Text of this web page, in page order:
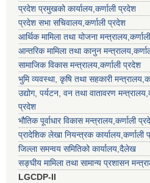
प्रदेश प्रमुखको कार्यालय,कर्णाली प्रदेश
प्रदेश सभा सचिवालय,कर्णाली प्रदेश
आर्थिक मामिला तथा योजना
आन्तरिक मामिला तथा कानुन
सामाजिक विकास मन्त्रालय,कर्णाली प्रदेश
भुमि व्यवस्था, कृषि तथा सहकारी
उद्योग, पर्यटन, वन तथा वातावरण
प्रदेश
भौतिक पूर्वाधार विकास मन्त्रालय,कर्णाली
प्रादेशिक लेखा नियन्त्रक कार्यालय,कर्णाली
जिल्ला समन्वय समितिको कार्यालय,दैलेख
सङ्घीय मामिला तथा सामान्य प्रशासन
LGCDP-II